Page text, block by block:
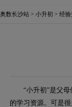
奥数长沙站 > 小升初 > 经
“小升初”是父母
的学习资源。可是